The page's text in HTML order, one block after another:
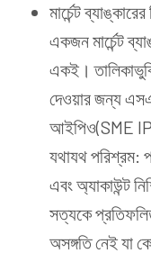
মার্চেন্ট
একজন মার্চেন্ট
একই।
দেওয়ার জন্য
আইপিও(SME
যথাযথ পরিশ্রম:
এবং অ্যাকাউন্ট
সত্যকে
অসঙ্গতি নেই যা